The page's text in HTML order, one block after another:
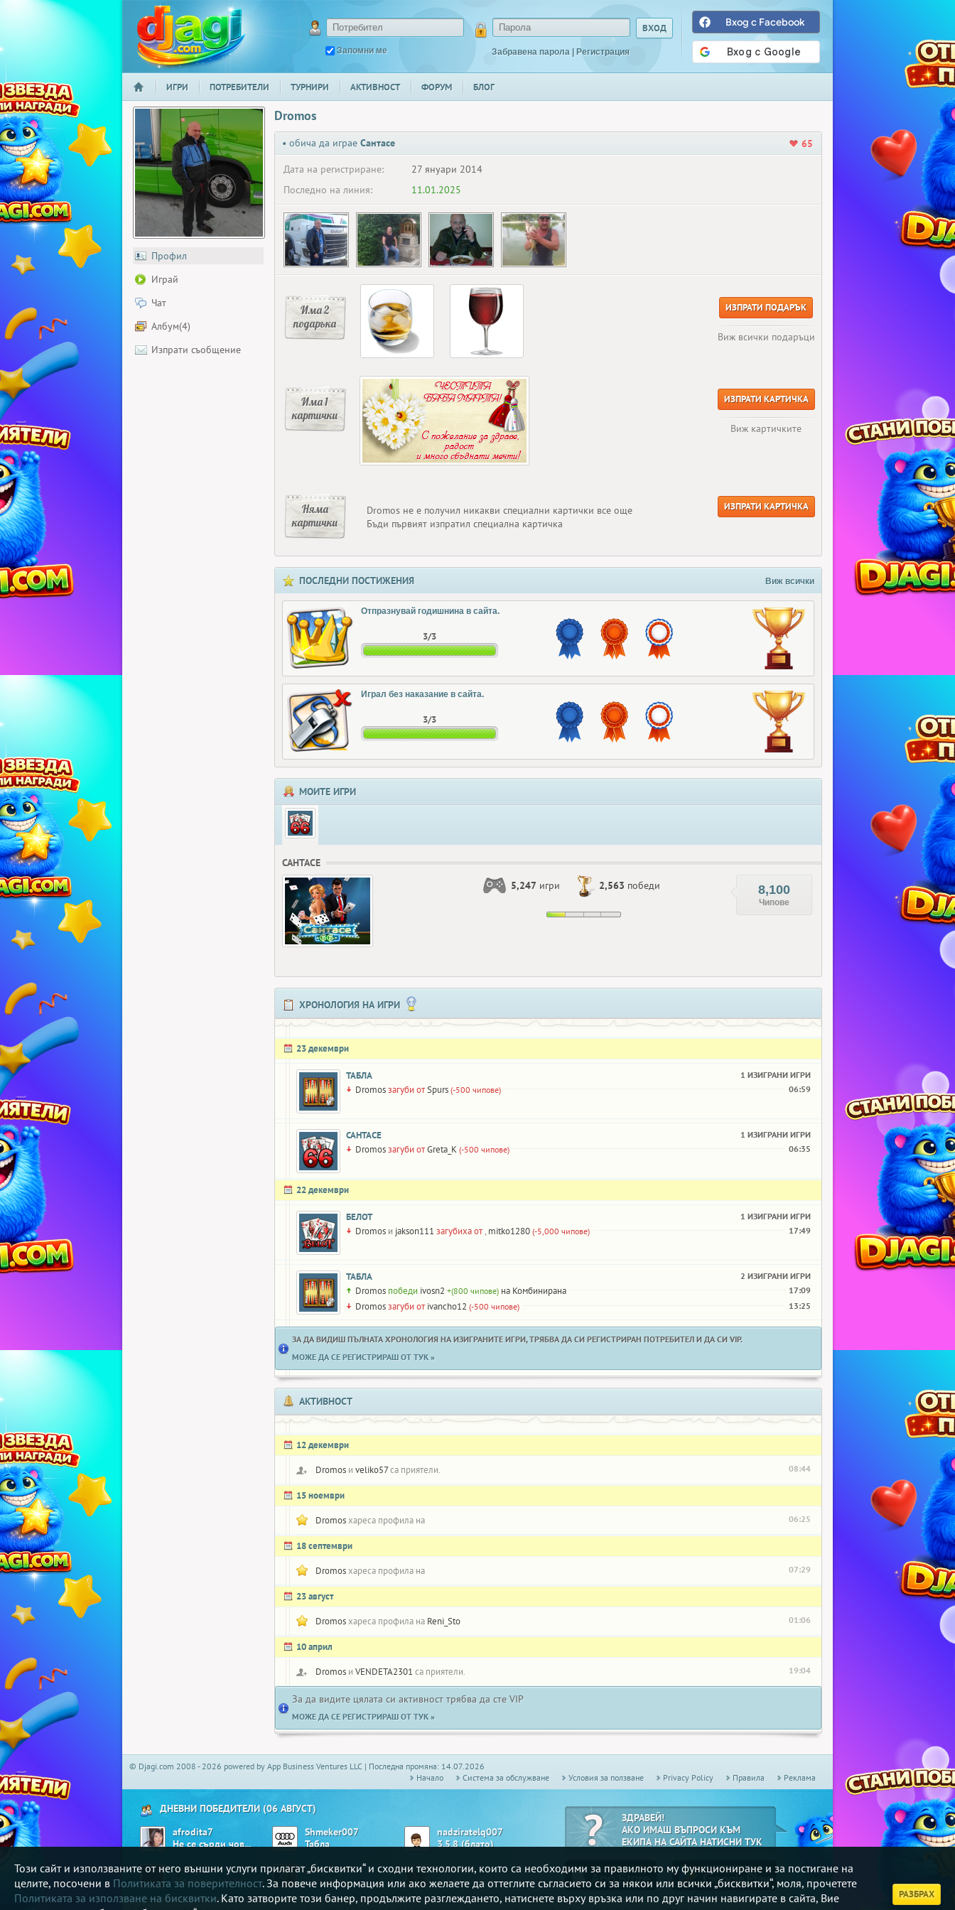
djagi.com
Запомни ме Забравена парола | Регистрация
Вход с Facebook
НАЧАЛО
ИГРИ ПОТРЕБИТЕЛИ ТУРНИРИ АКТИВНОСТ ФОРУМ БЛОГ
Профил
Играй
Чат
Албум(4)
Изпрати съобщение
Dromos
• обича да играе Сантасе
65
Дата на регистриране:
27 януари 2014
Последно на линия:
11.01.2025
Има 2
подаръка
ИЗПРАТИ ПОДАРЪК
Виж всички подаръци
Има 1
картички
ИЗПРАТИ КАРТИЧКА
Виж картичките
Няма
картички
Dromos не е получил никакви специални картички все още
Бъди първият изпратил специална картичка
ИЗПРАТИ КАРТИЧКА
ПОСЛЕДНИ ПОСТИЖЕНИЯ Виж всички
Отпразнувай годишнина в сайта.
3/3
Играл без наказание в сайта.
3/3
МОИТЕ ИГРИ
САНТАСЕ
5,247 игри 2,563 победи 8,100
Чипове
ХРОНОЛОГИЯ НА ИГРИ
23 декември
ТАБЛА 1 ИЗИГРАНИ ИГРИ
Dromosзагуби отSpurs (-500 чипове) 06:59
САНТАСЕ 1 ИЗИГРАНИ ИГРИ
Dromosзагуби отGreta_K (-500 чипове) 06:35
22 декември
БЕЛОТ 1 ИЗИГРАНИ ИГРИ
Dromos и jakson111 загубиха от, mitko1280 (-5,000 чипове) 17:49
ТАБЛА 2 ИЗИГРАНИ ИГРИ
Dromos победи ivosn2 +(800 чипове) на Комбинирана 17:09
Dromosзагуби от ivancho12 (-500 чипове) 13:25
ЗА ДА ВИДИШ ПЪЛНАТА ХРОНОЛОГИЯ НА ИЗИГРАНИТЕ ИГРИ, ТРЯБВА ДА СИ РЕГИСТРИРАН ПОТРЕБИТЕЛ И ДА СИ VIP.
МОЖЕ ДА СЕ РЕГИСТРИРАШ ОТ ТУК »
АКТИВНОСТ
12 декември
Dromos и veliko57са приятели. 08:44
15 ноември
Dromosхареса профила на 06:25
18 септември
Dromosхареса профила на 07:29
23 август
Dromosхареса профила на Reni_Sto 01:06
10 април
Dromos и VENDETA2301 са приятели. 19:04
За да видите цялата си активност трябва да сте VIP
МОЖЕ ДА СЕ РЕГИСТРИРАШ ОТ ТУК »
Този сайт и използваните от него външни услуги прилагат „бисквитки“ и сходни технологии, които са необходими за правилното му функциониране и за постигане на
целите, посочени в Политиката за поверителност. За повече информация или ако желаете да оттеглите съгласието си за някои или всички „бисквитки“, моля, прочетете
Политиката за използване на бисквитки. Като затворите този банер, продължите разглеждането, натиснете върху връзка или по друг начин навигирате в сайта, Вие
РАЗБРАХ
© Djagi.com 2008 - 2026 powered by App Business Ventures LLC | Последна промяна: 14.07.2026
Начало
Системa за обслужване Условия за ползване Privacy Policy Правила Реклама
ДНЕВНИ ПОБЕДИТЕЛИ (06 АВГУСТ)
afrodita7
Не се сърди човече
Shmeker007
Табла
nadziratelq007
3.5.8 (блато)
_poli_
Ябълкова градина
just_for_fun
Uno Djagi
Ef5dafad
Табла - Комбинирана
ЗДРАВЕЙ!
АКО ИМАШ ВЪПРОСИ КЪМ
ЕКИПА НА САЙТА НАТИСНИ ТУК